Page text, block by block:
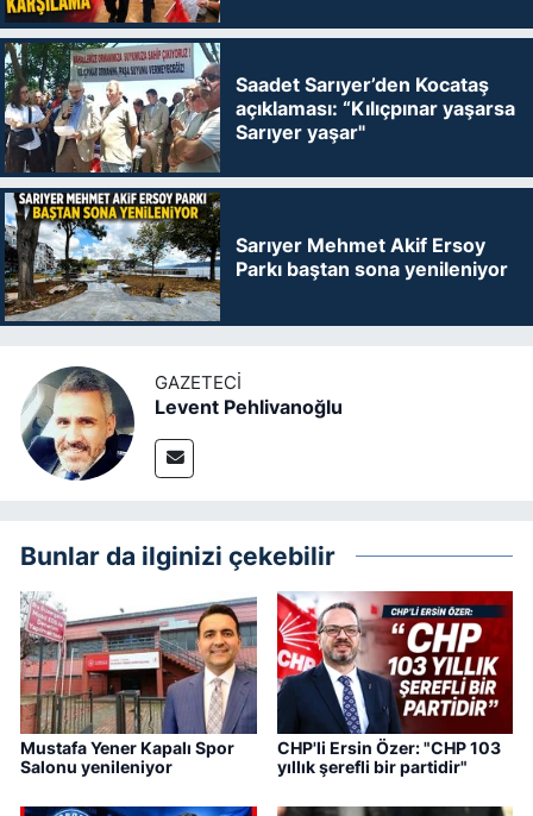
Saadet Sarıyer’den Kocataş
açıklaması: “Kılıçpınar yaşarsa
Sarıyer yaşar"
Sarıyer Mehmet Akif Ersoy
Parkı baştan sona yenileniyor
GAZETECI
Levent Pehlivanoğlu
Bunlar da ilginizi çekebilir
Mustafa Yener Kapalı Spor
Salonu yenileniyor
CHP'li Ersin Özer: "CHP 103
yıllık şerefli bir partidir"